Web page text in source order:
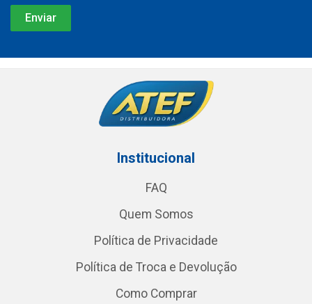
Institucional
FAQ
Quem Somos
Política de Privacidade
Política de Troca e Devolução
Como Comprar